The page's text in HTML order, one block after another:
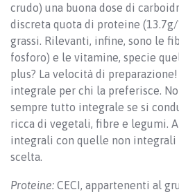
crudo) una buona dose di
discreta quota di proteine
grassi. Rilevanti, infine, sono le
fosforo) e le vitamine, specie
plus? La velocità di
integrale per chi la preferisce.
sempre tutto integrale se si
ricca di vegetali, fibre e legumi.
integrali con quelle non integrali
scelta.
Proteine: CECI, appartenenti al